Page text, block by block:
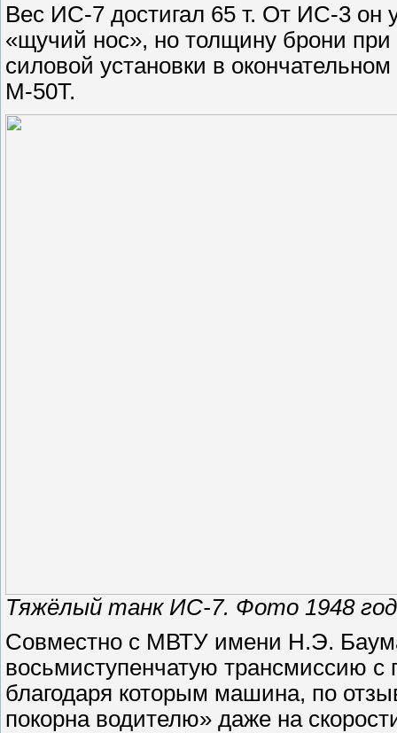
Вес ИС-7 достигал 65 т. От ИС-3 он
«щучий нос», но толщину брони
силовой установки в
М-50Т.
Тяжёлый танк ИС-7. Фото 1948
Совместно с МВТУ имени Н.Э.
восьмиступенчатую трансмиссию
благодаря которым машина, по
покорна водителю» даже на